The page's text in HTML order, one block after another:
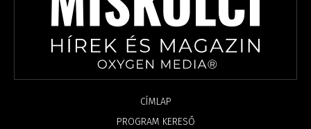
CÍMLAP
PROGRAM KERESŐ